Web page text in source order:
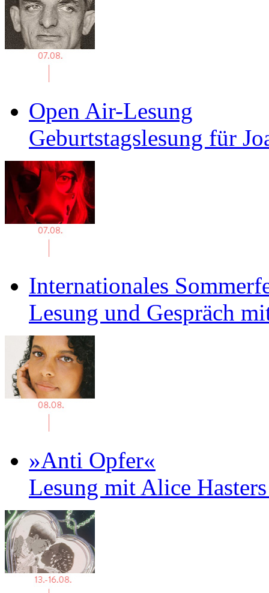
Open Air-Lesung
Geburtstagslesung für
Internationales
Lesung und Gespräch
»Anti Opfer«
Lesung mit Alice